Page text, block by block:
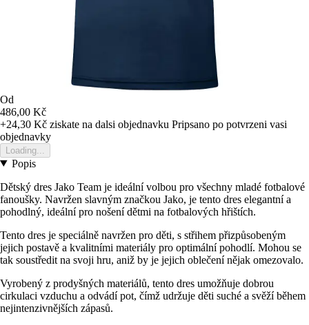
Od
486,00 Kč
+24,30 Kč ziskate na dalsi objednavku Pripsano po potvrzeni vasi
objednavky
Loading...
Popis
Dětský dres Jako Team je ideální volbou pro všechny mladé fotbalové
fanoušky. Navržen slavným značkou Jako, je tento dres elegantní a
pohodlný, ideální pro nošení dětmi na fotbalových hřištích.
Tento dres je speciálně navržen pro děti, s střihem přizpůsobeným
jejich postavě a kvalitními materiály pro optimální pohodlí. Mohou se
tak soustředit na svoji hru, aniž by je jejich oblečení nějak omezovalo.
Vyrobený z prodyšných materiálů, tento dres umožňuje dobrou
cirkulaci vzduchu a odvádí pot, čímž udržuje děti suché a svěží během
nejintenzivnějších zápasů.